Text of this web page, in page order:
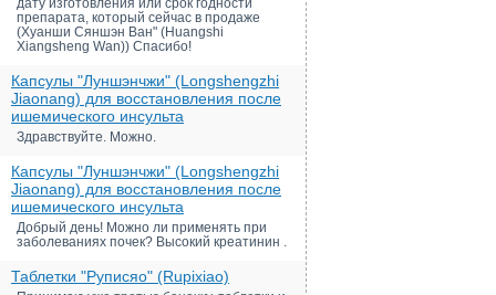
дату изготовления или срок годности
препарата, который сейчас в продаже
(Хуанши Сяншэн Ван" (Huangshi
Xiangsheng Wan)) Спасибо!
Капсулы "Луншэнчжи" (Longshengzhi
Jiaonang) для восстановления после
ишемического инсульта
Здравствуйте. Можно.
Капсулы "Луншэнчжи" (Longshengzhi
Jiaonang) для восстановления после
ишемического инсульта
Добрый день! Можно ли применять при
заболеваниях почек? Высокий креатинин .
Таблетки "Руписяо" (Rupixiao)